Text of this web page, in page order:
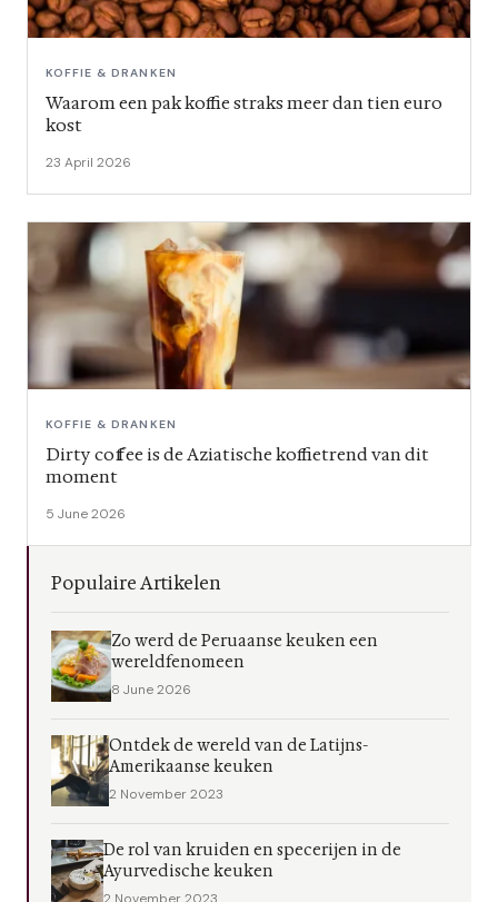
KOFFIE & DRANKEN
Waarom een pak koffie straks meer dan tien euro
kost
23 April 2026
KOFFIE & DRANKEN
Dirty coffee is de Aziatische koffietrend van dit
moment
5 June 2026
Populaire Artikelen
Zo werd de Peruaanse keuken een
wereldfenomeen
8 June 2026
Ontdek de wereld van de Latijns-
Amerikaanse keuken
2 November 2023
De rol van kruiden en specerijen in de
Ayurvedische keuken